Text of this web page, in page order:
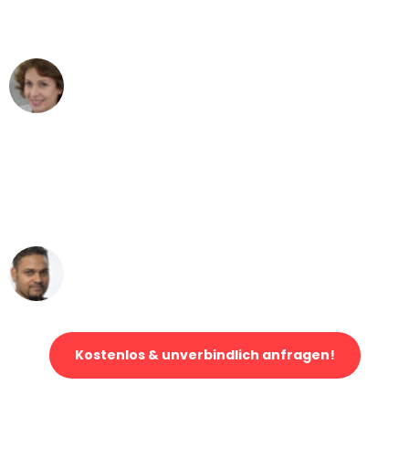
Kostenlos & unverbindlich anfragen!